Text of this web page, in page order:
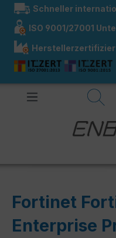
springen
Schneller
ISO 9001/27001
Fortinet
Enterprise